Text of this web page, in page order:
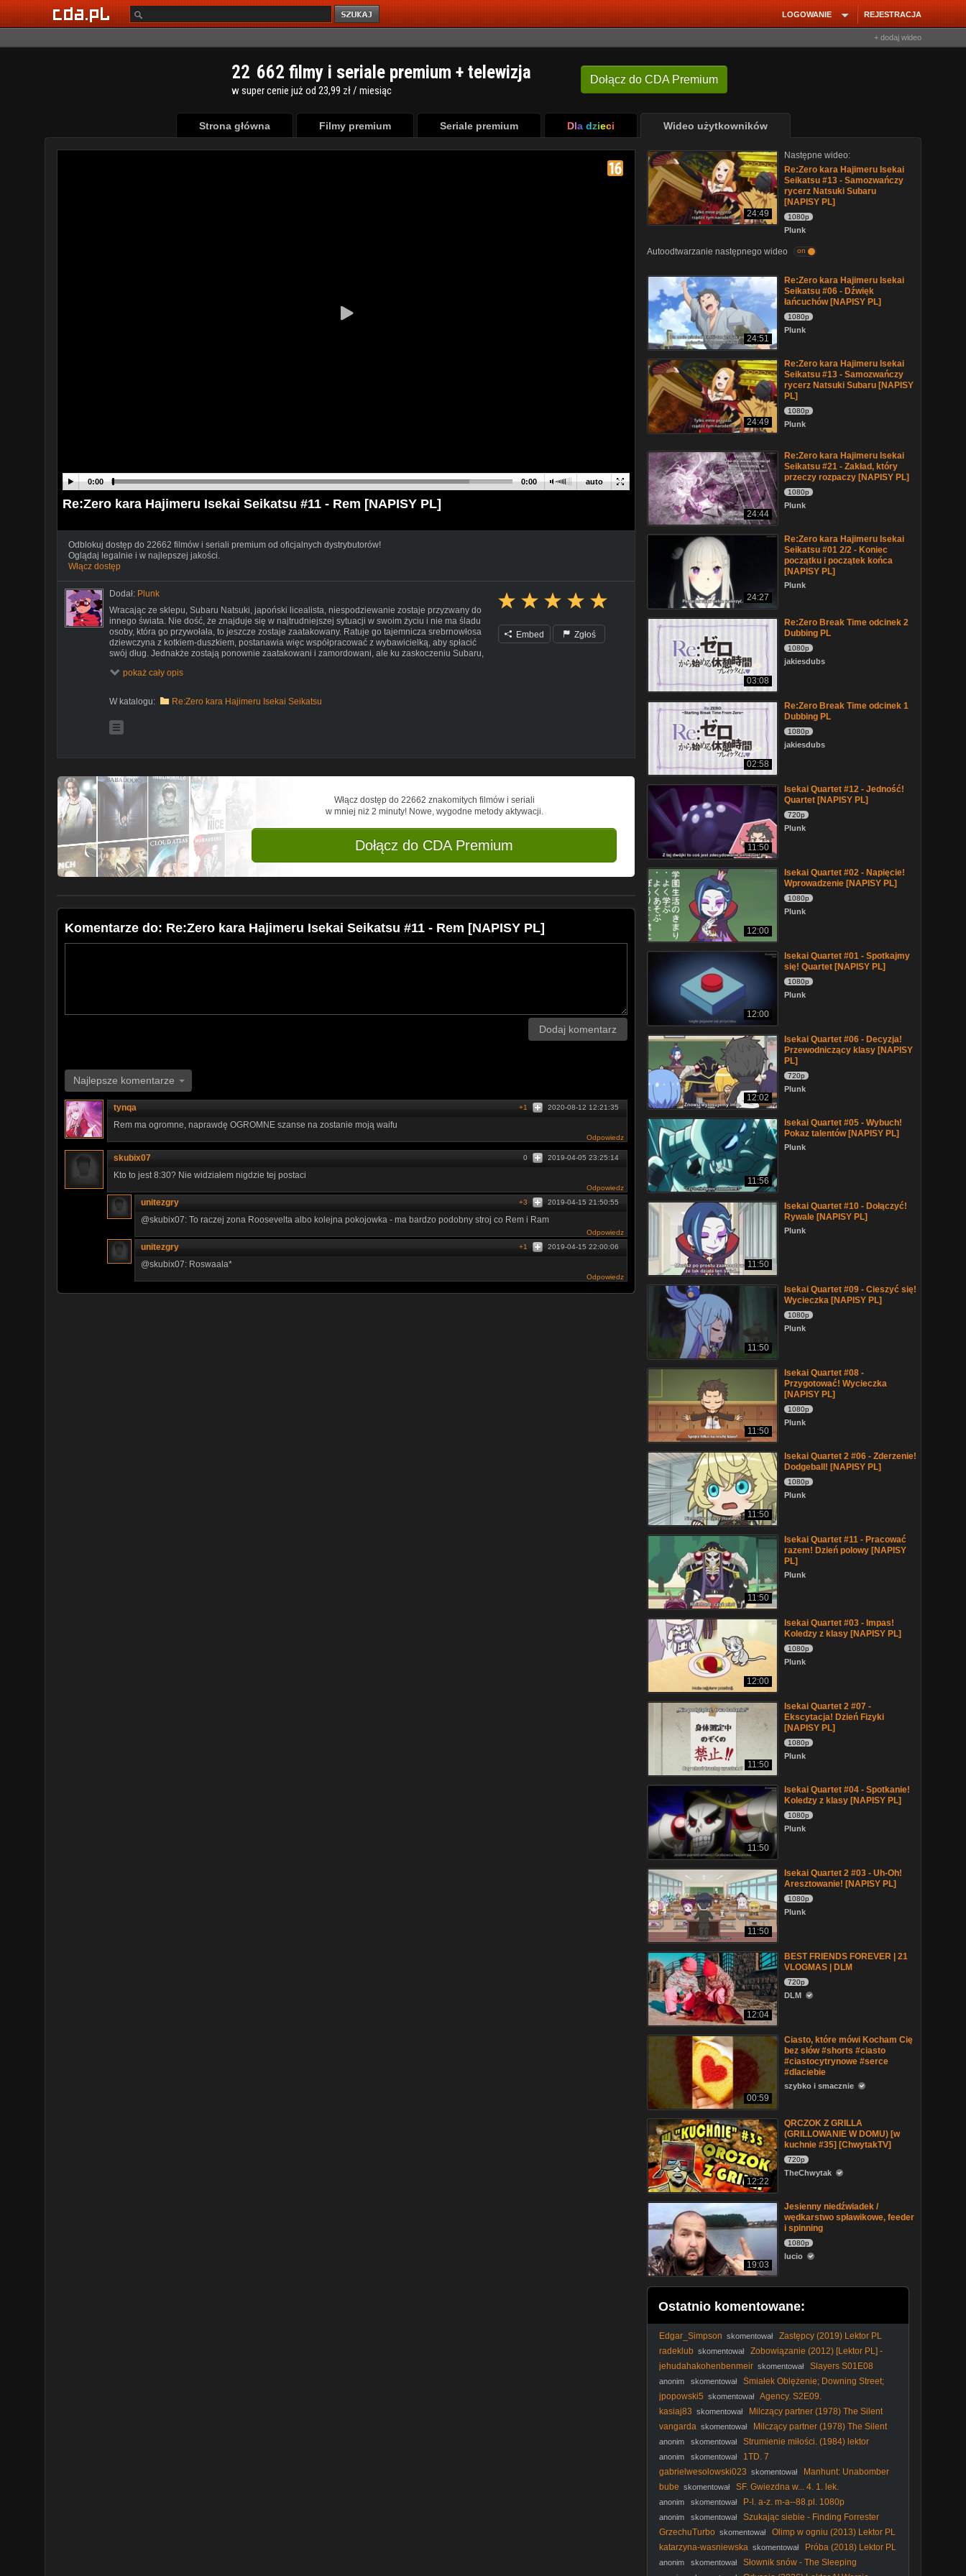
REJESTRACJA
LOGOWANIE
+ dodaj wideo
Dołącz do CDA Premium
22 662 filmy i seriale premium + telewizja
w super cenie już od 23,99 zł / miesiąc
Strona główna Filmy premium Seriale premium Dla dzieci Wideo użytkowników
auto
0:00 0:00
Re:Zero kara Hajimeru Isekai Seikatsu #11 - Rem [NAPISY PL]
Odblokuj dostęp do 22662 filmów i seriali premium od oficjalnych dystrybutorów!
Oglądaj legalnie i w najlepszej jakości.
Włącz dostęp
Dodał: Plunk
Wracając ze sklepu, Subaru Natsuki, japoński licealista, niespodziewanie zostaje przyzwany do
innego świata. Nie dość, że znajduje się w najtrudniejszej sytuacji w swoim życiu i nie ma śladu
osoby, która go przywołała, to jeszcze zostaje zaatakowany. Ratuje go tajemnicza srebrnowłosa
dziewczyna z kotkiem-duszkiem, postanawia więc współpracować z wybawicielką, aby spłacić
swój dług. Jednakże zostają ponownie zaatakowani i zamordowani, ale ku zaskoczeniu Subaru,
bohater posiada umiejętność Powrót przez śmierć, pozwalającą po śmierci cofnąć się w czasie
nieuniknionej śmierci, samemu umierając wielokrotnie na różne sposoby.
pokaż cały opis
W katalogu: Re:Zero kara Hajimeru Isekai Seikatsu
Embed Zgłoś
Włącz dostęp do 22662 znakomitych filmów i seriali
w mniej niż 2 minuty! Nowe, wygodne metody aktywacji.
Dołącz do CDA Premium
Komentarze do: Re:Zero kara Hajimeru Isekai Seikatsu #11 - Rem [NAPISY PL]
Dodaj komentarz
Najlepsze komentarze
tynqa 2020-08-12 12:21:35
+1
Rem ma ogromne, naprawdę OGROMNE szanse na zostanie moją waifu
Odpowiedz
skubix07 2019-04-05 23:25:14
0
Kto to jest 8:30? Nie widziałem nigdzie tej postaci
Odpowiedz
unitezgry 2019-04-15 21:50:55
+3
@skubix07: To raczej zona Roosevelta albo kolejna pokojowka - ma bardzo podobny stroj co Rem i Ram
Odpowiedz
unitezgry 2019-04-15 22:00:06
+1
@skubix07: Roswaala*
Odpowiedz
24:49
Następne wideo:
Re:Zero kara Hajimeru Isekai
Seikatsu #13 - Samozwańczy
rycerz Natsuki Subaru
[NAPISY PL]
1080p
Plunk
Autoodtwarzanie następnego wideo on
24:51
Re:Zero kara Hajimeru Isekai
Seikatsu #06 - Dźwięk
łańcuchów [NAPISY PL]
1080p
Plunk
24:49
Re:Zero kara Hajimeru Isekai
Seikatsu #13 - Samozwańczy
rycerz Natsuki Subaru [NAPISY
PL]
1080p
Plunk
24:44
Re:Zero kara Hajimeru Isekai
Seikatsu #21 - Zakład, który
przeczy rozpaczy [NAPISY PL]
1080p
Plunk
24:27
Re:Zero kara Hajimeru Isekai
Seikatsu #01 2/2 - Koniec
początku i początek końca
[NAPISY PL]
Plunk
03:08
Re:Zero Break Time odcinek 2
Dubbing PL
1080p
jakiesdubs
02:58
Re:Zero Break Time odcinek 1
Dubbing PL
1080p
jakiesdubs
11:50
Isekai Quartet #12 - Jedność!
Quartet [NAPISY PL]
720p
Plunk
12:00
Isekai Quartet #02 - Napięcie!
Wprowadzenie [NAPISY PL]
1080p
Plunk
12:00
Isekai Quartet #01 - Spotkajmy
się! Quartet [NAPISY PL]
1080p
Plunk
12:02
Isekai Quartet #06 - Decyzja!
Przewodniczący klasy [NAPISY
PL]
720p
Plunk
11:56
Isekai Quartet #05 - Wybuch!
Pokaz talentów [NAPISY PL]
Plunk
11:50
Isekai Quartet #10 - Dołączyć!
Rywale [NAPISY PL]
Plunk
11:50
Isekai Quartet #09 - Cieszyć się!
Wycieczka [NAPISY PL]
1080p
Plunk
11:50
Isekai Quartet #08 -
Przygotować! Wycieczka
[NAPISY PL]
1080p
Plunk
11:50
Isekai Quartet 2 #06 - Zderzenie!
Dodgeball! [NAPISY PL]
1080p
Plunk
11:50
Isekai Quartet #11 - Pracować
razem! Dzień polowy [NAPISY
PL]
Plunk
12:00
Isekai Quartet #03 - Impas!
Koledzy z klasy [NAPISY PL]
1080p
Plunk
11:50
Isekai Quartet 2 #07 -
Ekscytacja! Dzień Fizyki
[NAPISY PL]
1080p
Plunk
11:50
Isekai Quartet #04 - Spotkanie!
Koledzy z klasy [NAPISY PL]
1080p
Plunk
11:50
Isekai Quartet 2 #03 - Uh-Oh!
Aresztowanie! [NAPISY PL]
1080p
Plunk
12:04
BEST FRIENDS FOREVER | 21
VLOGMAS | DLM
720p
DLM
00:59
Ciasto, które mówi Kocham Cię
bez słów #shorts #ciasto
#ciastocytrynowe #serce
#dlaciebie
szybko i smacznie
12:22
QRCZOK Z GRILLA
(GRILLOWANIE W DOMU) [w
kuchnie #35] [ChwytakTV]
720p
TheChwytak
19:03
Jesienny niedźwiadek /
wędkarstwo spławikowe, feeder
i spinning
1080p
lucio
Ostatnio komentowane:
Edgar_Simpson skomentował
Zastępcy (2019) Lektor PL
radeklub skomentował
Zobowiązanie (2012) [Lektor PL] -
The Liability
jehudahakohenbenmeir skomentował
Slayers S01E08
Lektor PL
anonim skomentował
Śmiałek Oblężenie; Downing Street;
(He Who Dares; Downing Street Siege, 2014)
jpopowski5 skomentował Agency. S2E09.
kasiaj83 skomentował
Milczący partner (1978) The Silent
Partner [720p]
vangarda skomentował
Milczący partner (1978) The Silent
Partner [720p]
anonim skomentował Strumienie miłości. (1984) lektor
anonim skomentował
1TD. 7
gabrielwesolowski023 skomentował
Manhunt: Unabomber
Odcinek 1
bube skomentował SF. Gwiezdna w... 4. 1. lek.
anonim skomentował P-l. a-z. m-a--88.pl. 1080p
anonim skomentował
Szukając siebie - Finding Forrester
(Dramat obyczajowy, 2000) lektor
GrzechuTurbo skomentował
Olimp w ogniu (2013) Lektor PL
katarzyna-wasniewska skomentował Próba (2018) Lektor PL
anonim skomentował
Słownik snów - The Sleeping
Dictionary (2003) Lektor